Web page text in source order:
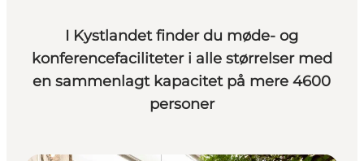
I Kystlandet finder du møde- og
konferencefaciliteter i alle størrelser med
en sammenlagt kapacitet på mere 4600
personer